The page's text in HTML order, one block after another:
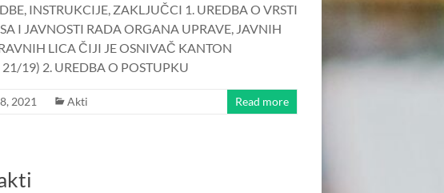
INSTRUKCIJE, ZAKLJUČCI 1. UREDBA O VRSTI
I JAVNOSTI RADA ORGANA UPRAVE, JAVNIH
LICA ČIJI JE OSNIVAČ KANTON
19) 2. UREDBA O POSTUPKU
2021 Akti Read more